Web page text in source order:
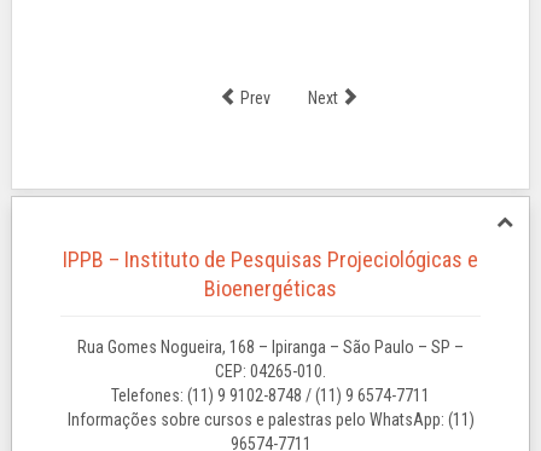
Prev Next
IPPB – Instituto de Pesquisas Projeciológicas e
Bioenergéticas
Rua Gomes Nogueira, 168 – Ipiranga – São Paulo – SP –
CEP: 04265-010.
Telefones: (11) 9 9102-8748 / (11) 9 6574-7711
Informações sobre cursos e palestras pelo WhatsApp: (11)
96574-7711